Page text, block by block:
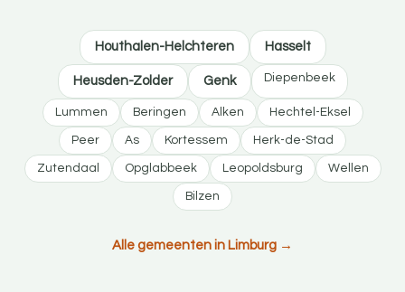
Houthalen-Helchteren Hasselt
Heusden-Zolder Genk Diepenbeek
Lummen Beringen Alken Hechtel-Eksel
Peer As Kortessem Herk-de-Stad
Zutendaal Opglabbeek Leopoldsburg Wellen
Bilzen
Alle gemeenten in Limburg →